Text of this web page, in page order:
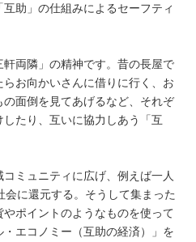
助」の仕組みによるセーフティ
両隣」の精神です。昔の長屋で
お向かいさんに借りに行く、お
面倒を見てあげるなど、それぞ
たり、互いに協力しあう「互
ミュニティに広げ、例えば一人
に還元する。そうして集まった
ポイントのようなものを使って
エコノミー（互助の経済）」を